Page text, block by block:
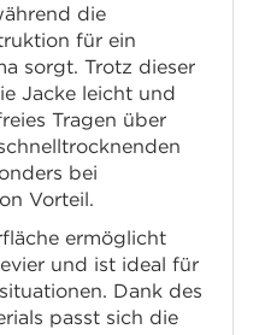
die
für ein
sorgt. Trotz dieser
Jacke leicht und
Tragen über
bei
Vorteil.
ermöglicht
und ist ideal für
Dank des
passt sich die